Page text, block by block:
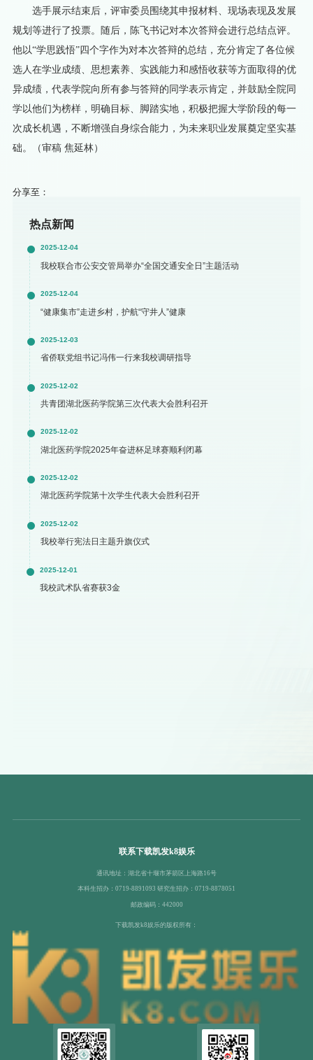
选手展示结束后，评审委员围绕其申报材料、现场表现及发展
规划等进行了投票。随后，陈飞书记对本次答辩会进行总结点评。
他以“学思践悟”四个字作为对本次答辩的总结，充分肯定了各位候
选人在学业成绩、思想素养、实践能力和感悟收获等方面取得的优
异成绩，代表学院向所有参与答辩的同学表示肯定，并鼓励全院同
学以他们为榜样，明确目标、脚踏实地，积极把握大学阶段的每一
次成长机遇，不断增强自身综合能力，为未来职业发展奠定坚实基
础。（审稿 焦延林）
分享至：
热点新闻
2025-12-04
我校联合市公安交管局举办“全国交通安全日”主题活动
2025-12-04
“健康集市”走进乡村，护航“守井人”健康
2025-12-03
省侨联党组书记冯伟一行来我校调研指导
2025-12-02
共青团湖北医药学院第三次代表大会胜利召开
2025-12-02
湖北医药学院2025年奋进杯足球赛顺利闭幕
2025-12-02
湖北医药学院第十次学生代表大会胜利召开
2025-12-02
我校举行宪法日主题升旗仪式
2025-12-01
我校武术队省赛获3金
联系下载凯发k8娱乐
通讯地址：湖北省十堰市茅箭区上海路16号
本科生招办：0719-8891093 研究生招办：0719-8878051
邮政编码：442000
下载凯发k8娱乐的版权所有：